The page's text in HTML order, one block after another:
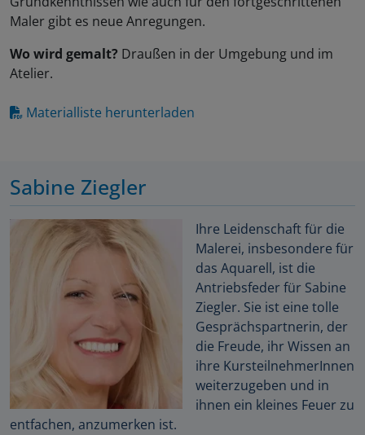
Maler gibt es neue Anregungen.
Wo wird gemalt? Draußen in der Umgebung und im
Atelier.
Materialliste herunterladen
Sabine Ziegler
Ihre Leidenschaft für die
Malerei, insbesondere für
das Aquarell, ist die
Antriebsfeder für Sabine
Ziegler. Sie ist eine tolle
Gesprächspartnerin, der
die Freude, ihr Wissen an
ihre KursteilnehmerInnen
weiterzugeben und in
ihnen ein kleines Feuer zu
entfachen, anzumerken ist.